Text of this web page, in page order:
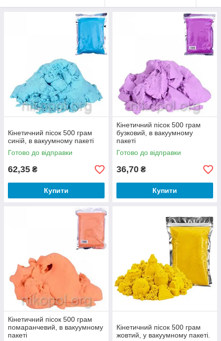
Кінетичний пісок 500 грам
синій, в вакуумному пакеті
Готово до відправки
62,35 ₴
Купити
Кінетичний пісок 500 грам
бузковий, в вакуумному
пакеті
Готово до відправки
36,70 ₴
Купити
Кінетичний пісок 500 грам
помаранчевий, в вакуумному
пакеті
Кінетичний пісок 500 грам
жовтий, у вакуумному пакеті.